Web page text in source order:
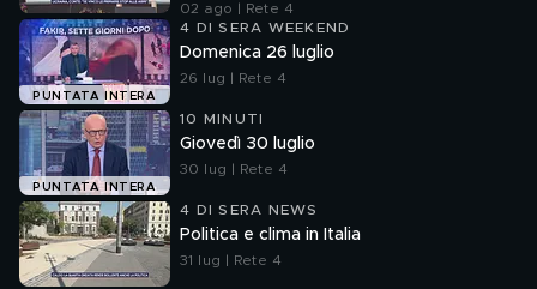
02 ago | Rete 4
PUNTATA INTERA
4 DI SERA WEEKEND
Domenica 26 luglio
26 lug | Rete 4
PUNTATA INTERA
10 MINUTI
Giovedì 30 luglio
30 lug | Rete 4
4 DI SERA NEWS
Politica e clima in Italia
31 lug | Rete 4